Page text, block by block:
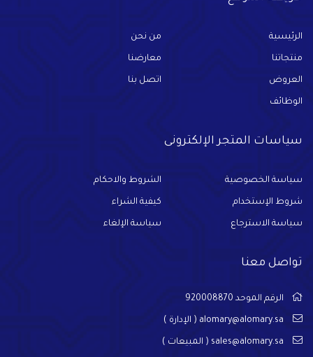
الرئيسية من نحن
منتجاتنا معارضنا
العروض اتصل بنا
الوظائف
سياسات المتجر الإلكترونى
سياسة الخصوصية الشروط والاحكام
شروط الإستخدام كيفية الشراء
سياسة الاسترجاع سياسة الإلغاء
تواصل معنا
الرقم الموحد 920008870
alomary@alomary.sa ( الإدارة )
sales@alomary.sa ( المبيعات )